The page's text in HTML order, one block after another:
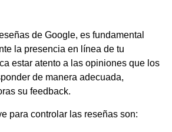
de Google, es fundamental
la presencia en línea de tu
estar atento a las opiniones que los
de manera adecuada,
su feedback.
para controlar las reseñas son: